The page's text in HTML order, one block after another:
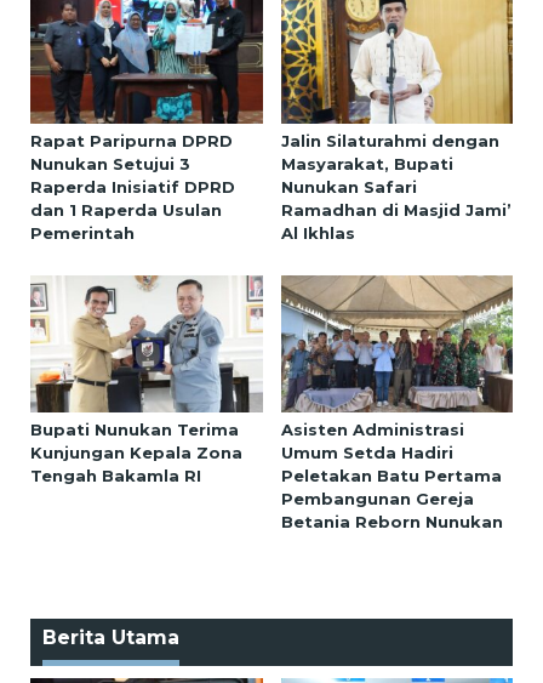
Rapat Paripurna DPRD
Nunukan Setujui 3
Raperda Inisiatif DPRD
dan 1 Raperda Usulan
Pemerintah
Jalin Silaturahmi dengan
Masyarakat, Bupati
Nunukan Safari
Ramadhan di Masjid Jami’
Al Ikhlas
Bupati Nunukan Terima
Kunjungan Kepala Zona
Tengah Bakamla RI
Asisten Administrasi
Umum Setda Hadiri
Peletakan Batu Pertama
Pembangunan Gereja
Betania Reborn Nunukan
Berita Utama